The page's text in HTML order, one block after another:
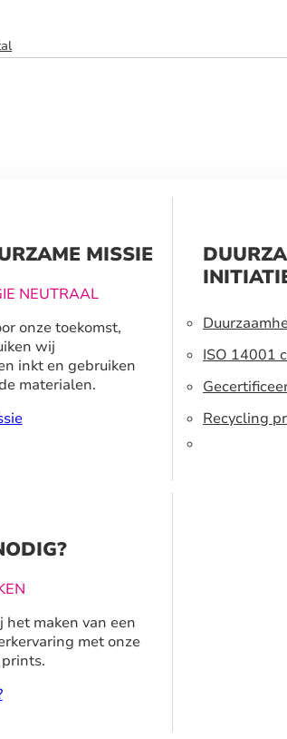
MISSIE
NEUTRAAL
onze toekomst,
wij
inkt en gebruiken
materialen.
ISO 14001
Recycling
maken van een
met onze